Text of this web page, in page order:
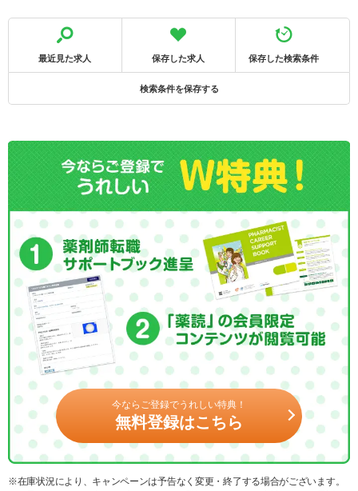
最近見た求人 保存した求人 保存した検索条件
検索条件を保存する
今ならご登録でうれしい特典！
無料登録はこちら
※在庫状況により、キャンペーンは予告なく変更・終了する場合がございます。